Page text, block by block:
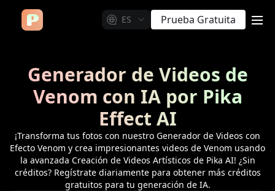
ES Prueba Gratuita
Generador de Videos de
Venom con IA por Pika
Effect AI
¡Transforma tus fotos con nuestro Generador de Videos con
Efecto Venom y crea impresionantes videos de Venom usando
la avanzada Creación de Videos Artísticos de Pika AI! ¿Sin
créditos? Regístrate diariamente para obtener más créditos
gratuitos para tu generación de IA.